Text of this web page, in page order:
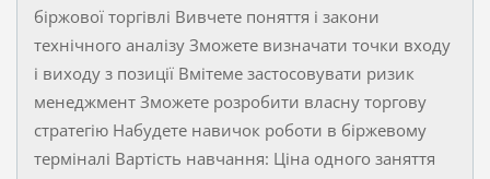
біржової торгівлі Вивчете поняття і закони
технічного аналізу Зможете визначати точки входу
і виходу з позиції Вмітеме застосовувати ризик
менеджмент Зможете розробити власну торгову
стратегію Набудете навичок роботи в біржевому
терміналі Вартість навчання: Ціна одного заняття